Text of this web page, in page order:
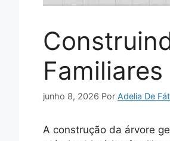
Familiares
junho 8, 2026 Por Adelia De
A construção da árvore